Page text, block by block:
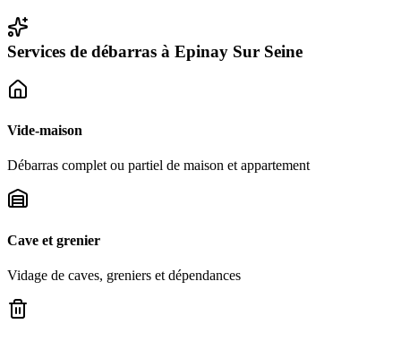
Services de débarras à Epinay Sur Seine
Vide-maison
Débarras complet ou partiel de maison et appartement
Cave et grenier
Vidage de caves, greniers et dépendances